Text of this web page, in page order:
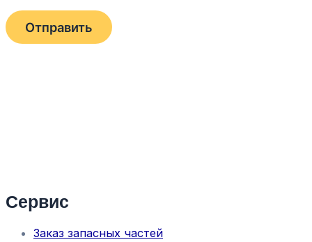
Сервис
Заказ запасных частей